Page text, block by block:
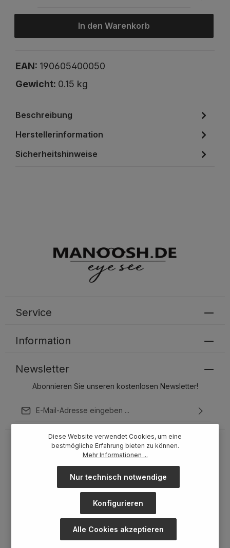
In den Warenkorb
EAN: 190605400050
Gewicht: 0.15 kg
Beschreibung
Herstellerinformation
Sicherheitshinweise
Newsletter
Abonnieren Sie unseren kostenlosen Newsletter!
genommen und dieAGBgelesen und bin mit ihnen
einverstanden.
Um weiterzugehen, geben Sie die oben abgebildeten
Zeichen ein*
Service
Information
Diese Website verwendet Cookies, um eine
bestmögliche Erfahrung bieten zu können.
Mehr Informationen ...
Nur technisch notwendige
Konfigurieren
Alle Cookies akzeptieren